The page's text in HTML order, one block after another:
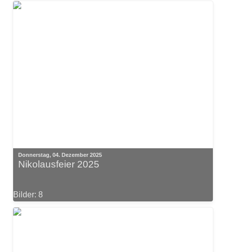
Donnerstag, 04. Dezember 2025
Nikolausfeier 2025
Bilder: 8